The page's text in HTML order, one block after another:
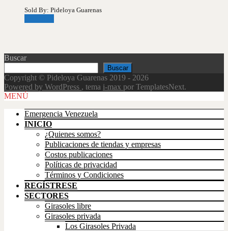
Sold By: Pideloya Guarenas
Buscar
Buscar
Copyright © Pideloya Guarenas 2019 - 2026
Powered by WordPress , tema i-max por TemplatesNext.
Scroll
MENÚ
Emergencia Venezuela
INICIO
¿Quienes somos?
Publicaciones de tiendas y empresas
Costos publicaciones
Políticas de privacidad
Términos y Condiciones
REGÍSTRESE
SECTORES
Girasoles libre
Girasoles privada
Los Girasoles Privada